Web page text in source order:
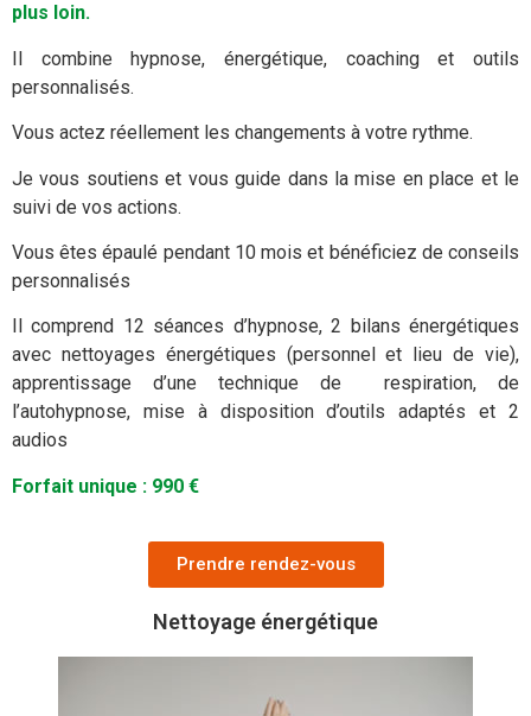
plus loin.
Il combine hypnose, énergétique, coaching et outils
personnalisés.
Vous actez réellement les changements à votre rythme.
Je vous soutiens et vous guide dans la mise en place et le
suivi de vos actions.
Vous êtes épaulé pendant 10 mois et bénéficiez de conseils
personnalisés
Il comprend 12 séances d’hypnose, 2 bilans énergétiques
avec nettoyages énergétiques (personnel et lieu de vie),
apprentissage d’une technique de respiration, de
l’autohypnose, mise à disposition d’outils adaptés et 2
audios
Forfait unique : 990 €
Prendre rendez-vous
Nettoyage énergétique